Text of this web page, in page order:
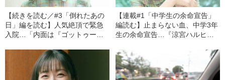
【続きを読む／#3「倒れたあの
日」編を読む】人気絶頂で緊急
入院…「内面は『ゴットゥーザ
語る“あれからの10年”
【連載#1「中学生の余命宣告」
編読む】止まらない血、中学3年
生の余命宣告…『涼宮ハルヒ』
ギアス』声優・後藤邑子と“人気
絶頂で姿を消した背景”